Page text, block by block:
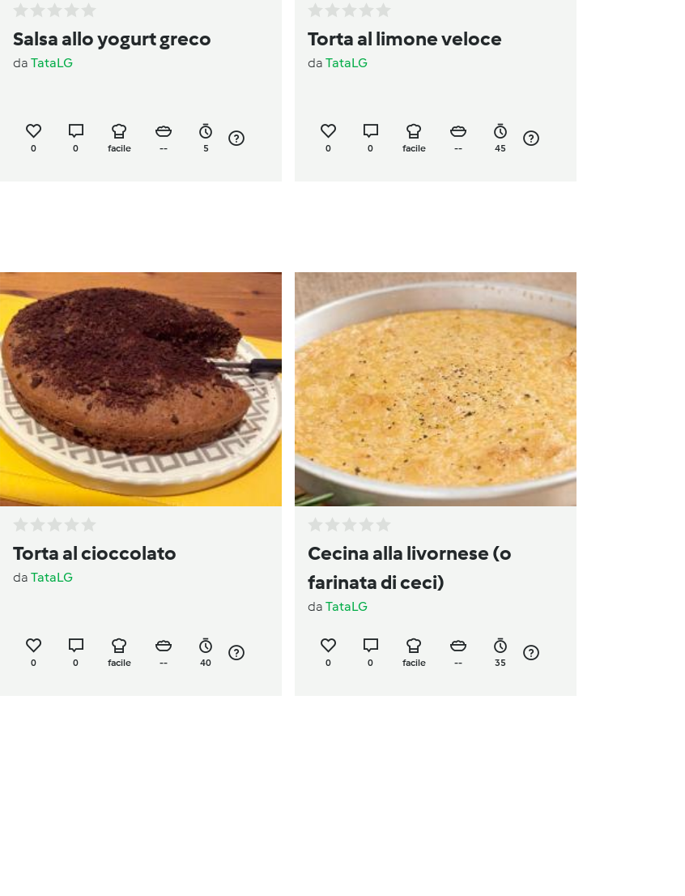
Salsa allo yogurt greco
da TataLG
0 0 facile -- 5
Torta al limone veloce
da TataLG
0 0 facile -- 45
Torta al cioccolato
da TataLG
0 0 facile -- 40
Cecina alla livornese (o
farinata di ceci)
da TataLG
0 0 facile -- 35